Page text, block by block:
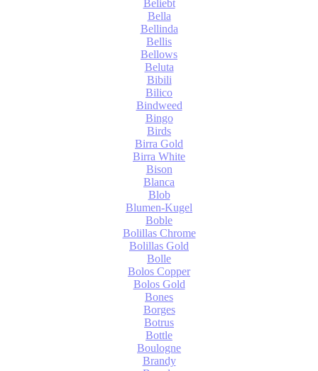
Beliebt
Bella
Bellinda
Bellis
Bellows
Beluta
Bibili
Bilico
Bindweed
Bingo
Birds
Birra Gold
Birra White
Bison
Blanca
Blob
Blumen-Kugel
Boble
Bolillas Chrome
Bolillas Gold
Bolle
Bolos Copper
Bolos Gold
Bones
Borges
Botrus
Bottle
Boulogne
Brandy